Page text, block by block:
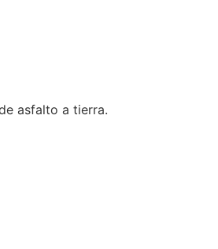
asfalto a tierra.